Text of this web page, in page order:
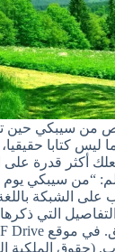
من سيبكي حين
أكثر قدرة على
“من سيبكي
على الشبكة
(حقوق الملكية